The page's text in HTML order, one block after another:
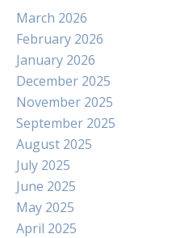
March 2026
February 2026
January 2026
December 2025
November 2025
September 2025
August 2025
July 2025
June 2025
May 2025
April 2025